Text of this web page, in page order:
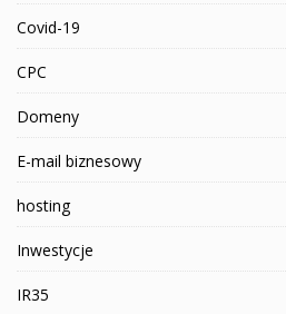
Covid-19
CPC
Domeny
E-mail biznesowy
hosting
Inwestycje
IR35